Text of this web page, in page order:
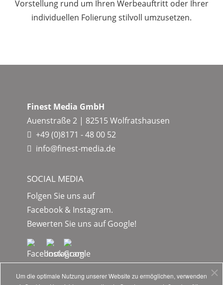
Vorstellung rund um Ihren Werbeauftritt oder Ihrer
individuellen Folierung stilvoll umzusetzen.
Finest Media GmbH
Auenstraße 2 | 82515 Wolfratshausen
+49 (0)8171 - 48 00 52
info@finest-media.de
SOCIAL MEDIA
Folgen Sie uns auf
Facebook & Instagram.
Bewerten Sie uns auf Google!
Um die optimale Nutzung unserer Website zu ermöglichen, verwenden